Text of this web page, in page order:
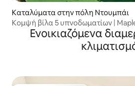
Καταλύματα στην πόλη Ντουμπάι
Κομψή βίλα 5 υπνοδωματίων |
κοινότητα
Ενοικιαζόμενα